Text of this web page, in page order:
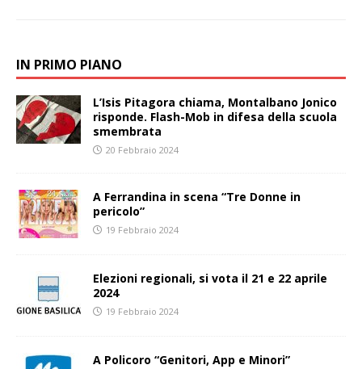
IN PRIMO PIANO
L’Isis Pitagora chiama, Montalbano Jonico
risponde. Flash-Mob in difesa della scuola
smembrata
20 Febbraio 2024
A Ferrandina in scena “Tre Donne in
pericolo”
19 Febbraio 2024
Elezioni regionali, si vota il 21 e 22 aprile
2024
19 Febbraio 2024
A Policoro “Genitori, App e Minori”